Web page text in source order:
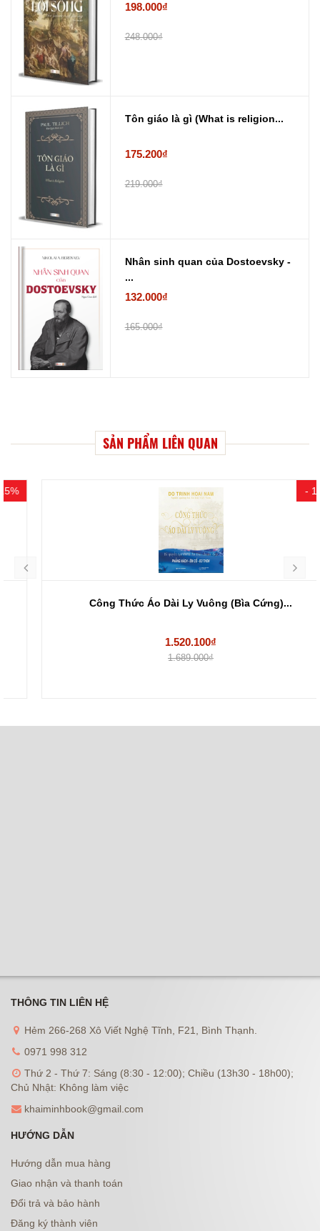
198.000₫
248.000₫
Tôn giáo là gì (What is religion...
175.200₫
219.000₫
Nhân sinh quan của Dostoevsky -
...
132.000₫
165.000₫
SẢN PHẨM LIÊN QUAN
Công Thức Áo Dài Ly Vuông (Bìa Cứng)...
1.520.100₫
1.689.000₫
THÔNG TIN LIÊN HỆ
Hẻm 266-268 Xô Viết Nghệ Tĩnh, F21, Bình Thạnh.
0971 998 312
Thứ 2 - Thứ 7: Sáng (8:30 - 12:00); Chiều (13h30 - 18h00);
Chủ Nhật: Không làm việc
khaiminhbook@gmail.com
HƯỚNG DẪN
Hướng dẫn mua hàng
Giao nhận và thanh toán
Đổi trả và bảo hành
Đăng ký thành viên